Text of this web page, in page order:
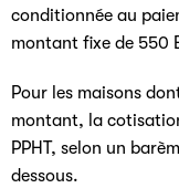
conditionnée au
montant fixe de 550
Pour les maisons
montant, la
PPHT, selon un
dessous.